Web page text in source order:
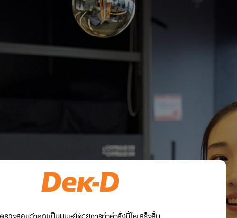
ตรวจสอบว่าคุณเป็นมนุษย์ด้วยการทำคำสั่งนี้ให้เสร็จสิ้น